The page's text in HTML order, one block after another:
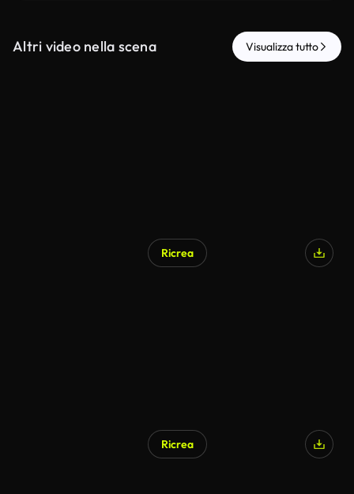
Altri video nella scena Visualizza tutto
Ricrea
Ricrea